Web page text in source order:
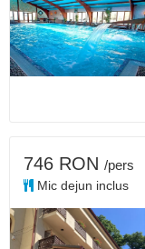
746 RON /pers
Mic dejun inclus